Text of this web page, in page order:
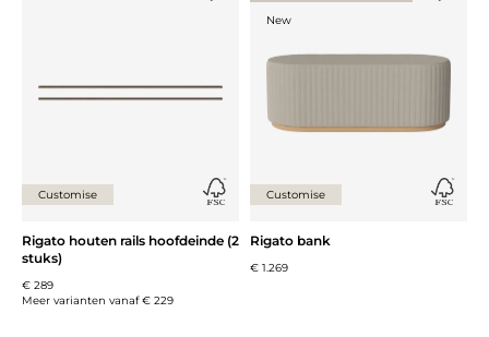
Voeg {0} toe aan de lijst
Customise
Rigato houten rails hoofdeinde (2
stuks)
€ 289
Meer varianten vanaf€ 229
New
Customise
Rigato bank
€ 1.269